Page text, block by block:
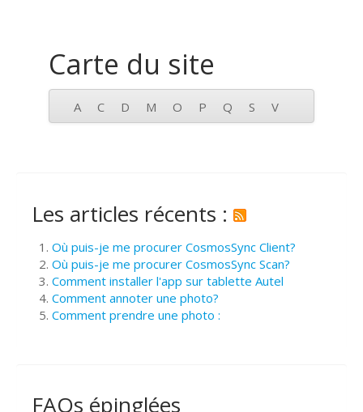
Carte du site
A C D M O P Q S V
Les articles récents :
Où puis-je me procurer CosmosSync Client?
Où puis-je me procurer CosmosSync Scan?
Comment installer l'app sur tablette Autel
Comment annoter une photo?
Comment prendre une photo :
FAQs épinglées